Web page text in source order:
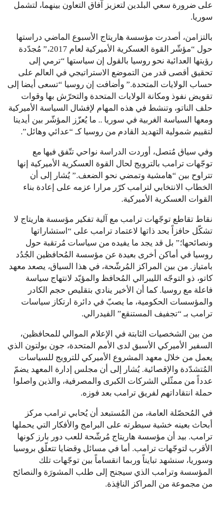
على ضرورة سعي البلدين لتعزيز آفاق التعاون بينهما، لتشمل
سوريا.
بالتزامن، أصدرت مؤسسة هاريتاج الأسبوع الماضي دراستها
حول “مؤشّر القوة العسكرية الأميركية لعام 2017،” مُجدّدة
رؤيتها العدائية نحو روسيا بالقول إن سياستها “ترمي إلى
تحقيق أقصى قدر من التموضع الاستراتيجي في العالم على
حساب الولايات المتحدة.” وأضافت إن روسيا “تسعى أيضا إلى
تقويض نفوذ ومكانة الولايات المتحدة والتحرّش بها وقوات
حلف الناتو، وتنشط في هذه المهام لإفشال السياسة الأميركية
ومعها السياسة الغربية في سوريا .. ما يُعزّز المؤشّر بين أيدينا
لتقييم شمولية التهديد القادم من روسيا كـ “عدائي وهائل”.
وفي سياق مُتصل، أوردت الدراسة نواحي تتّفق فيها مع
توجّهات ترامب بالترويج لحال القوة العسكرية الأميركية إنها
تتراوح بين “هامشية وتمضي نحو الضعف.” يُشار إلى أن
الخطاب الانتخابي لترامب كرّر مرارا عزمه على إعادة بناء
القوات العسكرية الأميركية.
نقاط تقاطع توجّهات ترامب مع آلية تفكير مؤسسة هاريتاج لا
تشكّل حافزاً بحد ذاتها لاعتماد ترامب على “استشاراتها
ونصائحها؛” بل قد يجد ما يفيده من سياسات مُرتقبة حول
روسيا في أماكن أخرى بعيدة عن مؤسسة المُحافظين الجُدُد
بامتياز. من بين المراكز المُرشّحة، في هذا السياق، يصعد معهد
كاتو، ذو التوجّه الليبرالي المُحافظ والمؤيّد لانتهاج سياسة
فاعلة مع روسيا. كما أن الأخير ينادي بتقليص حجم الكادر
والمؤسسات الحكومية، ما يصبّ في دائرة ارتكاز سياسات
ترامب بـ “تجفيف المستنقع” الفيدرالي.
من بين الشخصيات الثابتة في الإعلام الموالي للمحافظين،
السفير الأميركي الأسبق لدى الأمم المتحدة، جون بولتون الذي
يعمل من خلال معهد المشروع الأميركي للترويج للسياسات
المُتشدّدة والإقصائية. يُشار إلى أن مجلس إدارة المعهد يضمّ
عدداً من ممثّلي الشركات الكبرى والمصرفية، والذين واصلوا
حملة انتقاداتهم لفريق ترامب بعد فوزه.
في المُحصّلة العامة، من المُستبعد أن يُحابي ترامب مركز
أبحاث بعينه خشية سيطرته على البرامج والأفكار التي يحملها
ترامب. بيد أن مؤسسة هاريتاج مُرشّحة للعب دور بارز كونها
الأقرب لتوجّهات ترامب. أما في مسائل وقضايا تتعلّق بروسيا
وسوريا، سنشهد تبايناً وربما انقساماً بين توجّهات تلك
المؤسسة وترامب الذي سيجنح إلى طلب المشورَة والنصائح
من مجموعة من المراكز النافِذة.